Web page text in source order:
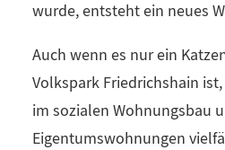
wurde, entsteht ein neues
Auch wenn es nur ein
Volkspark Friedrichshain
im sozialen Wohnungsbau
Eigentumswohnungen